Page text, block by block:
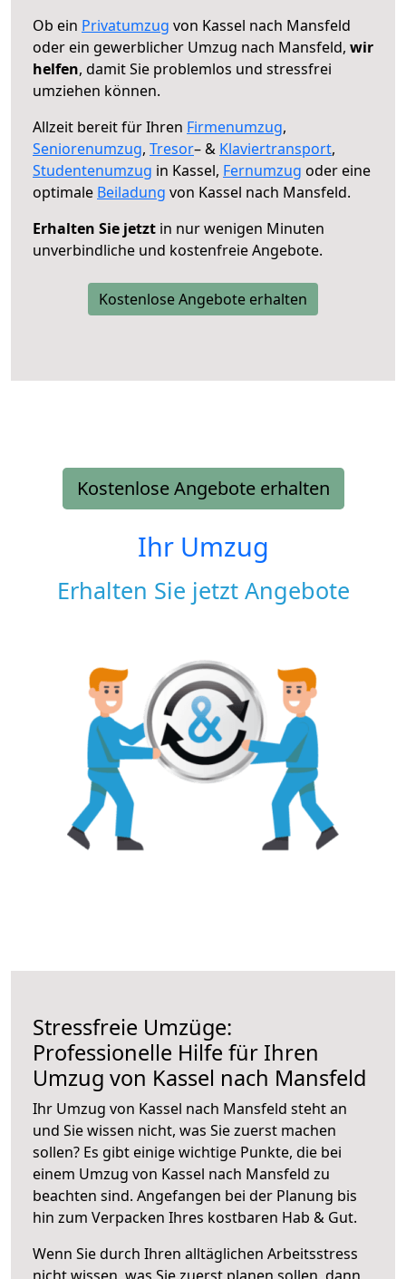
Ob ein Privatumzug von Kassel nach Mansfeld
oder ein gewerblicher Umzug nach Mansfeld, wir
helfen, damit Sie problemlos und stressfrei
umziehen können.
Allzeit bereit für Ihren Firmenumzug,
Seniorenumzug, Tresor– & Klaviertransport,
Studentenumzug in Kassel, Fernumzug oder eine
optimale Beiladung von Kassel nach Mansfeld.
Erhalten Sie jetzt in nur wenigen Minuten
unverbindliche und kostenfreie Angebote.
Kostenlose Angebote erhalten
Kostenlose Angebote erhalten
Ihr Umzug
Erhalten Sie jetzt Angebote
Stressfreie Umzüge:
Professionelle Hilfe für Ihren
Umzug von Kassel nach Mansfeld
Ihr Umzug von Kassel nach Mansfeld steht an
und Sie wissen nicht, was Sie zuerst machen
sollen? Es gibt einige wichtige Punkte, die bei
einem Umzug von Kassel nach Mansfeld zu
beachten sind. Angefangen bei der Planung bis
hin zum Verpacken Ihres kostbaren Hab & Gut.
Wenn Sie durch Ihren alltäglichen Arbeitsstress